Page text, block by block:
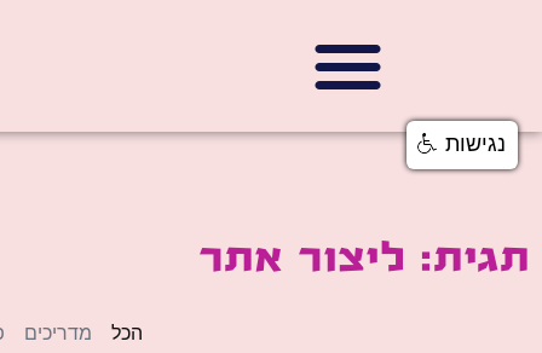
תגית: ליצור אתר
מדריכים הכל
נגישות